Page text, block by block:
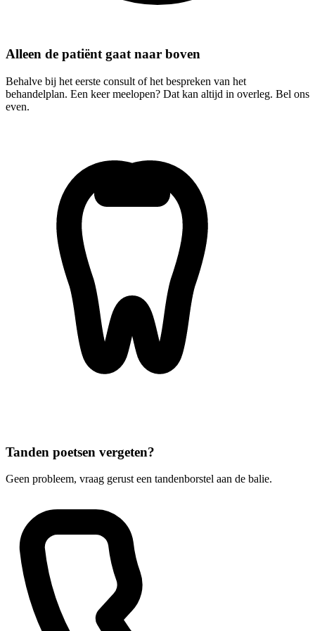
Alleen de patiënt gaat naar boven
Behalve bij het eerste consult of het bespreken van het
behandelplan. Een keer meelopen? Dat kan altijd in overleg. Bel ons
even.
Tanden poetsen vergeten?
Geen probleem, vraag gerust een tandenborstel aan de balie.